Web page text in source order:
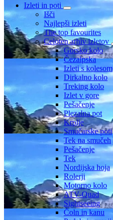
Izleti in poti
Išči
Najlepši izleti
The top favourites
Celoten arhiv izletov
Gorsko kolo
Čezalpska
Izleti s kolesom
Dirkalno kolo
Treking kolo
Izlet v gore
Pešačenje
Plezalna pot
Krplje
Smučarske poti
Tek na smučeh
Pešačenje
Tek
Nordijska hoja
Rolerji
Motorno kolo
ATV-Quad
Sightseeing
Čoln in kanu